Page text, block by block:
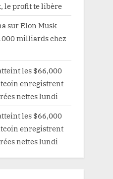
le profit te libère
surElon Musk
milliards chez
les $66,000
enregistrent
nettes lundi
les $66,000
enregistrent
nettes lundi